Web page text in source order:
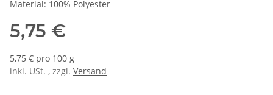
Material: 100% Polyester
5,75 €
5,75 € pro 100 g
inkl. USt. , zzgl. Versand